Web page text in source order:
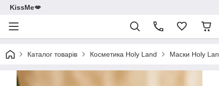
KissMe💋
Каталог товарів Косметика Holy Land Маски Holy